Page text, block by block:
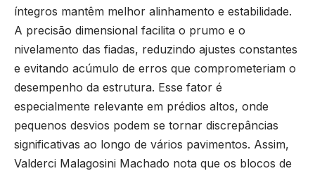
íntegros mantêm melhor alinhamento e estabilidade.
A precisão dimensional facilita o prumo e o
nivelamento das fiadas, reduzindo ajustes constantes
e evitando acúmulo de erros que comprometeriam o
desempenho da estrutura. Esse fator é
especialmente relevante em prédios altos, onde
pequenos desvios podem se tornar discrepâncias
significativas ao longo de vários pavimentos. Assim,
Valderci Malagosini Machado nota que os blocos de